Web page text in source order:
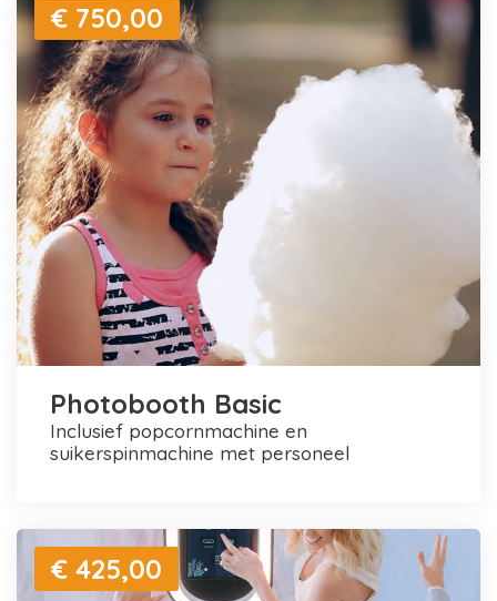
€ 750,00
Photobooth Basic
inclusief popcornmachine en
suikerspinmachine met personeel
€ 425,00